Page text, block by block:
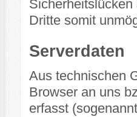
Dritte somit
Serverdaten
Aus technischen
Browser an uns
erfasst